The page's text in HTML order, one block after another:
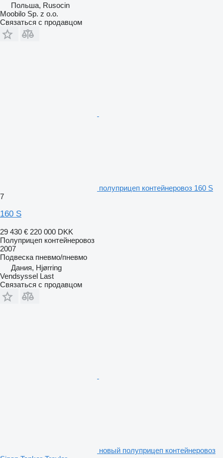
Польша, Rusocin
Moobilo Sp. z o.o.
Связаться с продавцом
полуприцеп контейнеровоз 160 S
7
160 S
29 430 € 220 000 DKK
Полуприцеп контейнеровоз
2007
Подвеска пневмо/пневмо
Дания, Hjørring
Vendsyssel Last
Связаться с продавцом
новый полуприцеп контейнеровоз